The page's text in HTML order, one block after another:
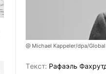
@ Michael Kappeler/dpa/
Tекст: Рафаэль